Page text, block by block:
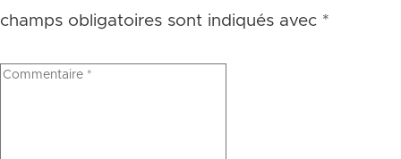
champs obligatoires sont indiqués avec *